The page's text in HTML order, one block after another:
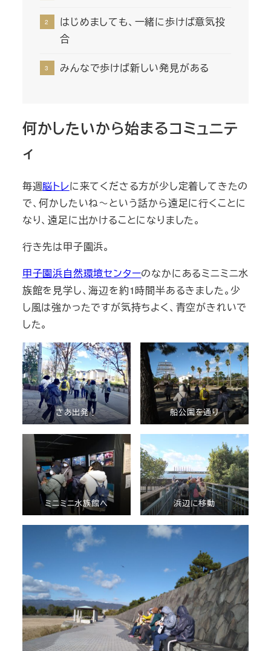
はじめましても、一緒に歩けば意気投
合
みんなで歩けば新しい発見がある
何かしたいから始まるコミュニテ
ィ
毎週脳トレに来てくださる方が少し定着してきたの
で、何かしたいね～という話から遠足に行くことに
なり、遠足に出かけることになりました。
行き先は甲子園浜。
甲子園浜自然環境センターのなかにあるミニミニ水
族館を見学し、海辺を約1時間半あるきました。少
し風は強かったですが気持ちよく、青空がきれいで
した。
さあ出発！ 船公園を通り
ミニミニ水族館へ 浜辺に移動